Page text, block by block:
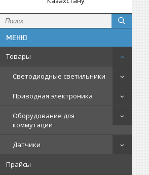
Товары
Светодиодные светильники
Приводная электроника
Оборудование для
коммутации
Датчики
Прайсы